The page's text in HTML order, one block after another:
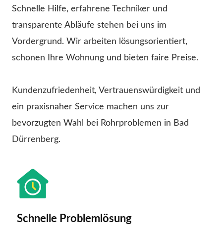
Schnelle Hilfe, erfahrene Techniker und
transparente Abläufe stehen bei uns im
Vordergrund. Wir arbeiten lösungsorientiert,
schonen Ihre Wohnung und bieten faire Preise.
Kundenzufriedenheit, Vertrauenswürdigkeit und
ein praxisnaher Service machen uns zur
bevorzugten Wahl bei Rohrproblemen in Bad
Dürrenberg.
Schnelle Problemlösung